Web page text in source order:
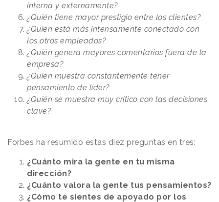
interna y externamente?
¿Quién tiene mayor prestigio entre los clientes?
¿Quién está más intensamente conectado con
los otros empleados?
¿Quién genera mayores comentarios fuera de la
empresa?
¿Quién muestra constantemente tener
pensamiento de líder?
¿Quién se muestra muy crítico con las decisiones
clave?
Forbes ha resumido estas diez preguntas en tres:
¿Cuánto mira la gente en tu misma
dirección?
¿Cuánto valora la gente tus pensamientos?
¿Cómo te sientes de apoyado por los